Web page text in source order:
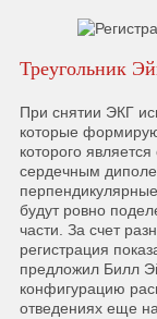
Треугольник
При снятии ЭКГ
которые
которого
сердечным
будут ровно
части. За счет
регистрация
предложил Билл
конфигурацию
отведениях еще